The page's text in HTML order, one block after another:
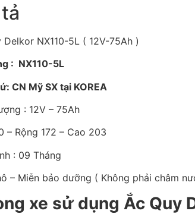
Delkor NX110-5L ( 12V-75Ah )
: NX110-5L
CN Mỹ SX tại KOREA
: 12V – 75Ah
– Rộng 172 – Cao 203
: 09 Tháng
– Miễn bảo dưỡng ( Không phải châm
xe sử dụng Ắc Quy